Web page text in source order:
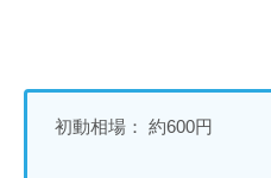
初動相場： 約600円